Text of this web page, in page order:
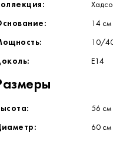
14 см
10/
E14
56 см
60 см